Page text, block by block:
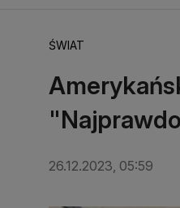
ŚWIAT
26.12.2023, 05:59